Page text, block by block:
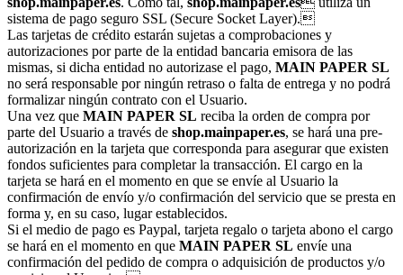
sistema de pago seguro SSL (Secure Socket Layer).
Las tarjetas de crédito estarán sujetas a comprobaciones y
autorizaciones por parte de la entidad bancaria emisora de las
mismas, si dicha entidad no autorizase el pago, MAIN PAPER SL
no será responsable por ningún retraso o falta de entrega y no podrá
formalizar ningún contrato con el Usuario.
Una vez que MAIN PAPER SL reciba la orden de compra por
parte del Usuario a través de shop.mainpaper.es, se hará una pre-
autorización en la tarjeta que corresponda para asegurar que existen
fondos suficientes para completar la transacción. El cargo en la
tarjeta se hará en el momento en que se envíe al Usuario la
confirmación de envío y/o confirmación del servicio que se presta en
forma y, en su caso, lugar establecidos.
Si el medio de pago es Paypal, tarjeta regalo o tarjeta abono el cargo
se hará en el momento en que MAIN PAPER SL envíe una
confirmación del pedido de compra o adquisición de productos y/o